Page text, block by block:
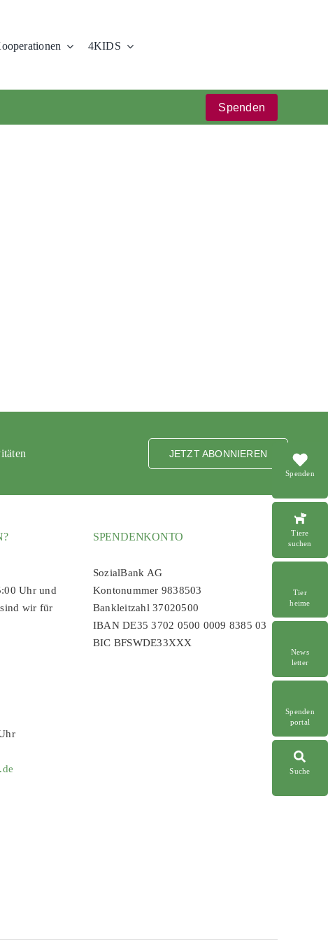
4KIDS
Spenden
Spenden
Tiere
suchen
Tier
heime
News
letter
Spenden
portal
Suche
JETZT ABONNIEREN
Uhr und
wir für
SPENDENKONTO
SozialBank AG
Kontonummer 9838503
Bankleitzahl 37020500
IBAN DE35 3702 0500 0009 8385 03
BIC BFSWDE33XXX